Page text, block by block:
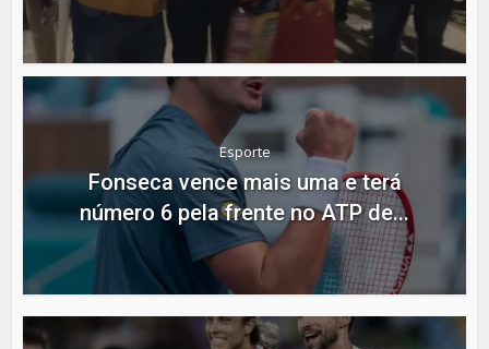
Esporte
Fonseca vence mais uma e terá
número 6 pela frente no ATP de...